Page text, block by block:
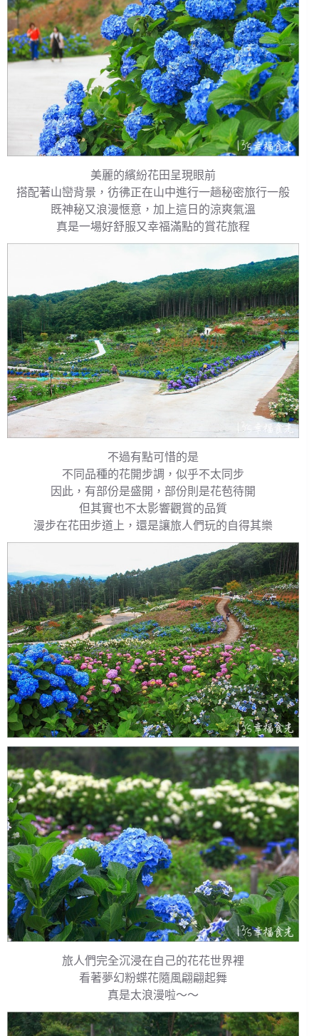
美麗的繽紛花田呈現眼前
搭配著山巒背景，彷彿正在山中進行一趟秘密旅行一般
既神秘又浪漫愜意，加上這日的涼爽氣溫
真是一場好舒服又幸福滿點的賞花旅程
不過有點可惜的是
不同品種的花開步調，似乎不太同步
因此，有部份是盛開，部份則是花苞待開
但其實也不太影響觀賞的品質
漫步在花田步道上，還是讓旅人們玩的自得其樂
旅人們完全沉浸在自己的花花世界裡
看著夢幻粉蝶花隨風翩翩起舞
真是太浪漫啦～～